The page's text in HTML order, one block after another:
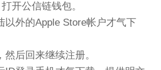
开公信链钱包。
以外的Apple Store帐户才气下
后回来继续注册。